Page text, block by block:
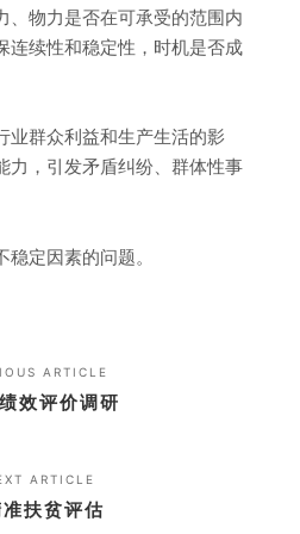
、物力是否在可承受的范围内
连续性和稳定性，时机是否成
业群众利益和生产生活的影
力，引发矛盾纠纷、群体性事
稳定因素的问题。
ARTICLE
效评价调研
ARTICLE
准扶贫评估